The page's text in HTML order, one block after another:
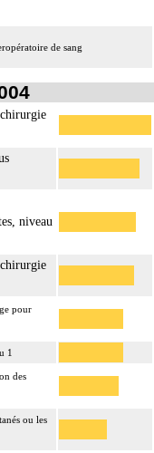
de sang
niveau
pour
1
des
ou les